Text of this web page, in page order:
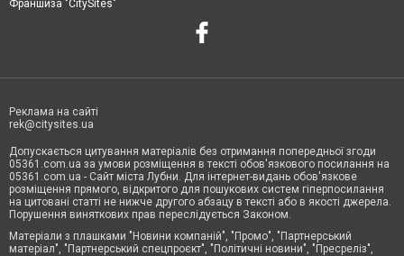
Франшиза "CitySites"
Реклама на сайті
rek@citysites.ua
Допускається цитування матеріалів без отримання попередньої згоди
05361.com.ua за умови розміщення в тексті обов'язкового посилання на
05361.com.ua - Сайт міста Лубни. Для інтернет-видань обов'язкове
розміщення прямого, відкритого для пошукових систем гіперпосилання
на цитовані статті не нижче другого абзацу в тексті або в якості джерела.
Порушення виняткових прав переслідується Законом.
Матеріали з плашками "Новини компаній", "Промо", "Партнерський
матеріал", "Партнерський спецпроєкт", "Політичні новини", "Пресреліз",